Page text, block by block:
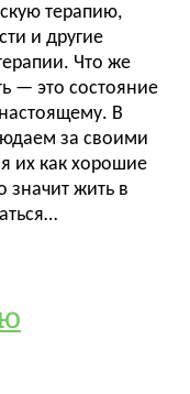
терапию,
и другие
Что же
— это состояние
В
за своими
их как хорошие
жить в